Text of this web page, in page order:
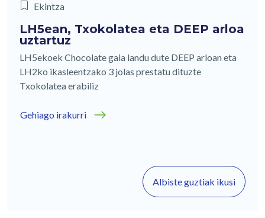
Ekintza
LH5ean, Txokolatea eta DEEP arloa
uztartuz
LH5ekoek Chocolate gaia landu dute DEEP arloan eta
LH2ko ikasleentzako 3 jolas prestatu dituzte
Txokolatea erabiliz
Gehiago irakurri
Albiste guztiak ikusi